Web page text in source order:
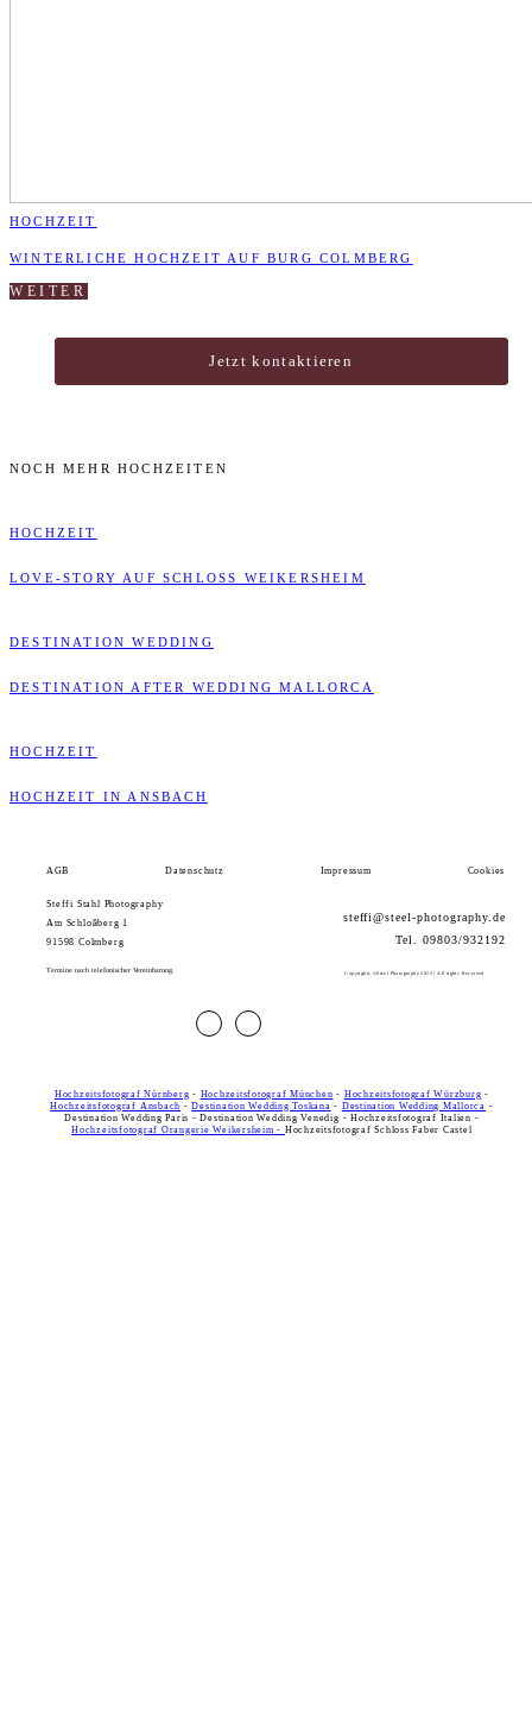
HOCHZEIT
WINTERLICHE HOCHZEIT AUF BURG COLMBERG
WEITER
Jetzt kontaktieren
NOCH MEHR HOCHZEITEN
HOCHZEIT
LOVE-STORY AUF SCHLOSS WEIKERSHEIM
DESTINATION WEDDING
DESTINATION AFTER WEDDING MALLORCA
HOCHZEIT
HOCHZEIT IN ANSBACH
Steffi Stahl Photography
Am Schloßberg 1
91598 Colmberg
AGB Datenschutz Impressum Cookies
steffi@steel-photography.de
Tel. 09803/932192
Termine nach telefonischer Vereinbarung.
Hochzeitsfotograf Nürnberg - Hochzeitsfotograf München - Hochzeitsfotograf Würzburg -
Hochzeitsfotograf Ansbach -Destination Wedding Toskana - Destination Wedding Mallorca -
Destination Wedding Paris - Destination Wedding Venedig - Hochzeitsfotograf Italien -
Hochzeitsfotograf Orangerie Weikersheim - Hochzeitsfotograf Schloss Faber Castel
Copyrights ©Steel Photography 2022 | All rights Reserved